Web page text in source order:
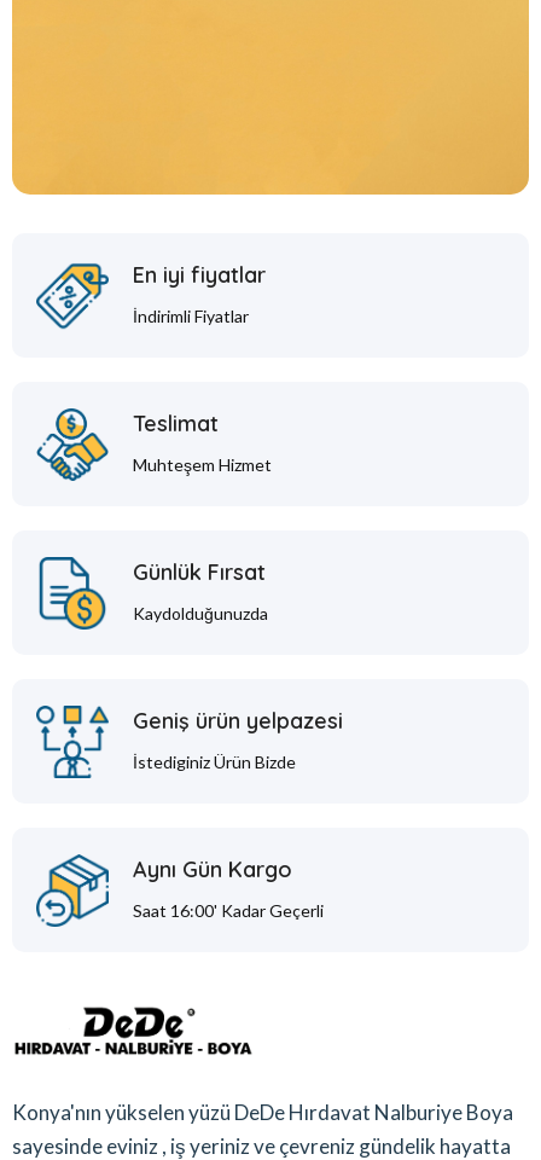
En iyi fiyatlar
İndirimli Fiyatlar
Teslimat
Muhteşem Hizmet
Günlük Fırsat
Kaydolduğunuzda
Geniş ürün yelpazesi
İstediginiz Ürün Bizde
Aynı Gün Kargo
Saat 16:00' Kadar Geçerli
Konya'nın yükselen yüzü DeDe Hırdavat Nalburiye Boya
sayesinde eviniz , iş yeriniz ve çevreniz gündelik hayatta